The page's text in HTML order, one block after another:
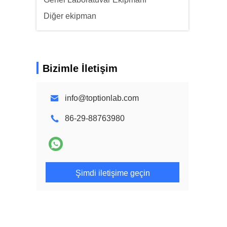
Diğer ekipman
Bizimle İletişim
info@toptionlab.com
86-29-88763980
Şimdi iletişime geçin